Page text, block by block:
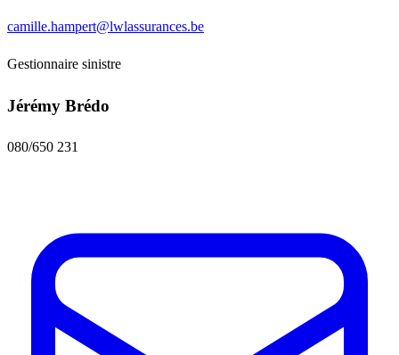
camille.hampert@lwlassurances.be
Gestionnaire sinistre
Jérémy Brédo
080/650 231